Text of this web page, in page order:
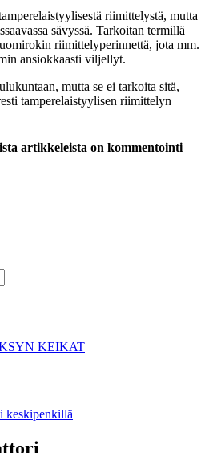
riimittelystä, mutta
sävyssä. Tarkoitan termillä
riimittelyperinnettä, jota mm.
ansiokkaasti viljellyt.
mutta se ei tarkoita sitä,
tamperelaistyylisen riimittelyn
artikkeleista on kommentointi
KEIKAT
keskipenkillä